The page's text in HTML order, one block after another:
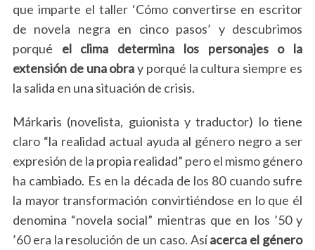
que imparte el taller ‘Cómo convertirse en escritor
de novela negra en cinco pasos’ y descubrimos
porqué el clima determina los personajes o la
extensión de una obray porqué la cultura siempre es
la salida en una situación de crisis.
Márkaris (novelista, guionista y traductor) lo tiene
claro “la realidad actual ayuda al género negro a ser
expresión de la propia realidad” pero el mismo género
ha cambiado. Es en la década de los 80 cuando sufre
la mayor transformación convirtiéndose en lo que él
denomina “novela social” mientras que en los ’50 y
’60 era la resolución de un caso. Asíacerca el género